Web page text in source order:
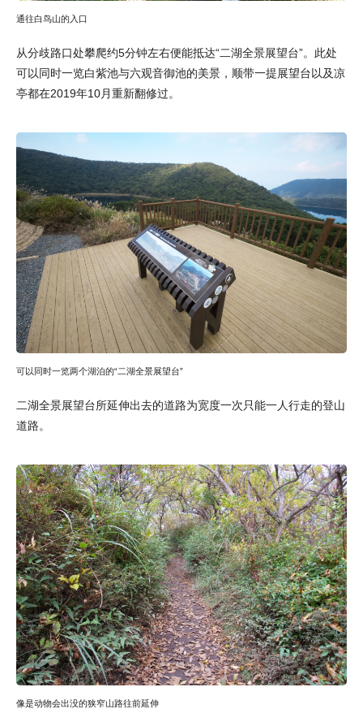
通往白鸟山的入口
从分歧路口处攀爬约5分钟左右便能抵达“二湖全景展望台”。此处
可以同时一览白紫池与六观音御池的美景，顺带一提展望台以及凉
亭都在2019年10月重新翻修过。
可以同时一览两个湖泊的“二湖全景展望台”
二湖全景展望台所延伸出去的道路为宽度一次只能一人行走的登山
道路。
像是动物会出没的狭窄山路往前延伸